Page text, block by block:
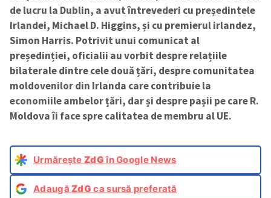
de lucru la Dublin, a avut întrevederi cu președintele
Irlandei, Michael D. Higgins, și cu premierul irlandez,
Simon Harris. Potrivit unui comunicat al
președinției, oficialii au vorbit despre relațiile
bilaterale dintre cele două țări, despre comunitatea
moldovenilor din Irlanda care contribuie la
economiile ambelor țări, dar și despre pașii pe care R.
Moldova îi face spre calitatea de membru al UE.
Urmărește ZdGîn Google News
AdaugăZdG ca sursă preferată